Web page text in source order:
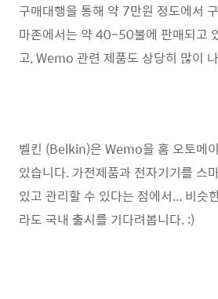
구매대행을 통해 약 7만원 정도에서
마존에서는 약 40~50불에 판매되고
고, Wemo 관련 제품도 상당히 많이
벨킨 (Belkin)은 Wemo을 홈 오토메
있습니다. 가전제품과 전자기기를 스
있고 관리할 수 있다는 점에서... 비슷
라도 국내 출시를 기다려봅니다. :)